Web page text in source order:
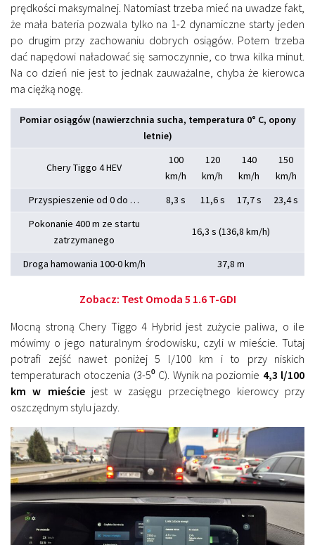
prędkości maksymalnej. Natomiast trzeba mieć na uwadze fakt,
że mała bateria pozwala tylko na 1-2 dynamiczne starty jeden
po drugim przy zachowaniu dobrych osiągów. Potem trzeba
dać napędowi naładować się samoczynnie, co trwa kilka minut.
Na co dzień nie jest to jednak zauważalne, chyba że kierowca
ma ciężką nogę.
Pomiar osiągów (nawierzchnia sucha, temperatura 0° C, opony
letnie)
Chery Tiggo 4 HEV
100
km/h
120
km/h
140
km/h
150
km/h
Przyspieszenie od 0 do …
8,3 s 11,6 s 17,7 s
23,4 s
Pokonanie 400 m ze startu
zatrzymanego
16,3 s (136,8 km/h)
Droga hamowania 100-0 km/h 37,8 m
Zobacz: Test Omoda 5 1.6 T-GDI
Mocną stroną Chery Tiggo 4 Hybrid jest zużycie paliwa, o ile
mówimy o jego naturalnym środowisku, czyli w mieście. Tutaj
potrafi zejść nawet poniżej 5 l/100 km i to przy niskich
temperaturach otoczenia (3-5⁰ C). Wynik na poziomie 4,3 l/100
km w mieściejest w zasięgu przeciętnego kierowcy przy
oszczędnym stylu jazdy.